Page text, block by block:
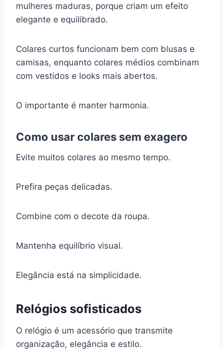
mulheres maduras, porque criam um efeito
elegante e equilibrado.
Colares curtos funcionam bem com blusas e
camisas, enquanto colares médios combinam
com vestidos e looks mais abertos.
O importante é manter harmonia.
Como usar colares sem exagero
Evite muitos colares ao mesmo tempo.
Prefira peças delicadas.
Combine com o decote da roupa.
Mantenha equilíbrio visual.
Elegância está na simplicidade.
Relógios sofisticados
O relógio é um acessório que transmite
organização, elegância e estilo.